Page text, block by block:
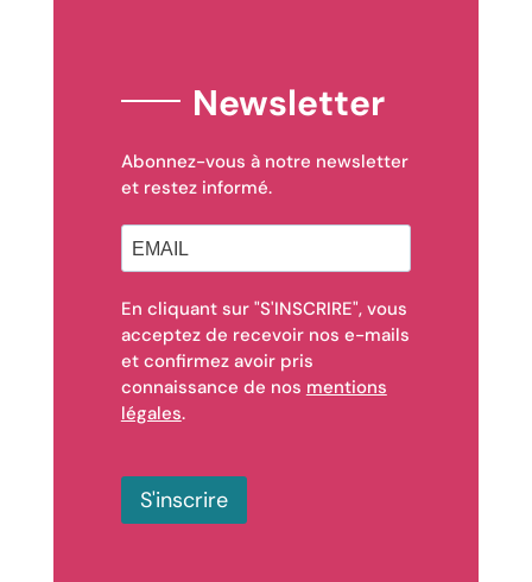
Newsletter
Abonnez-vous à notre newsletter
et restez informé.
En cliquant sur "S'INSCRIRE", vous
acceptez de recevoir nos e-mails
et confirmez avoir pris
connaissance de nos mentions
légales.
S'inscrire